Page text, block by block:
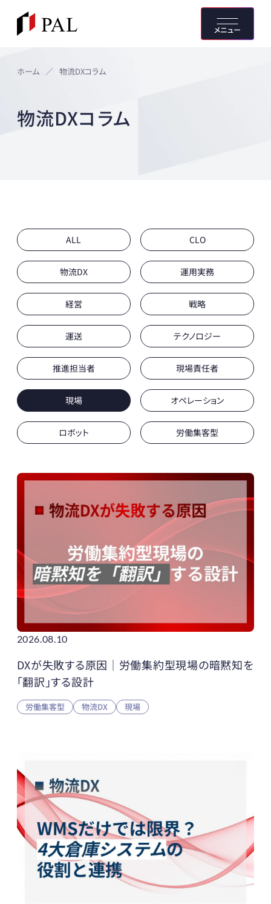
メニュー
ホーム ／ 物流DXコラム
物流DXコラム
ALL CLO
物流DX 運用実務
経営 戦略
運送 テクノロジー
推進担当者 現場責任者
現場 オペレーション
ロボット 労働集客型
2026.08.10
DXが失敗する原因｜労働集約型現場の暗黙知を
「翻訳」する設計
労働集客型 物流DX 現場